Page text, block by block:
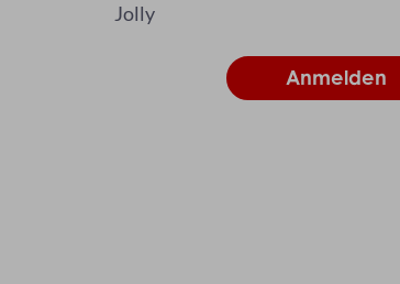
Jolly